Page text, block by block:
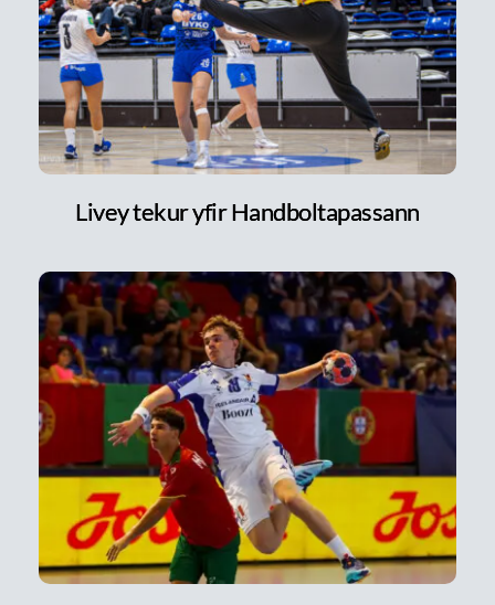
Livey tekur yfir Handboltapassann